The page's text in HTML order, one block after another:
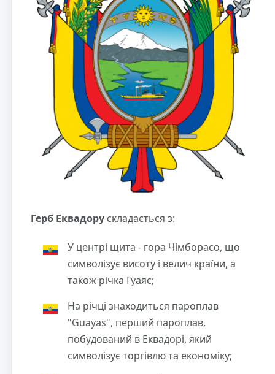
Герб Еквадору складається з:
У центрі щита - гора Чімборасо, що
символізує висоту і велич країни, а
також річка Гуаяс;
На річці знаходиться пароплав
"Guayas", перший пароплав,
побудований в Еквадорі, який
символізує торгівлю та економіку;